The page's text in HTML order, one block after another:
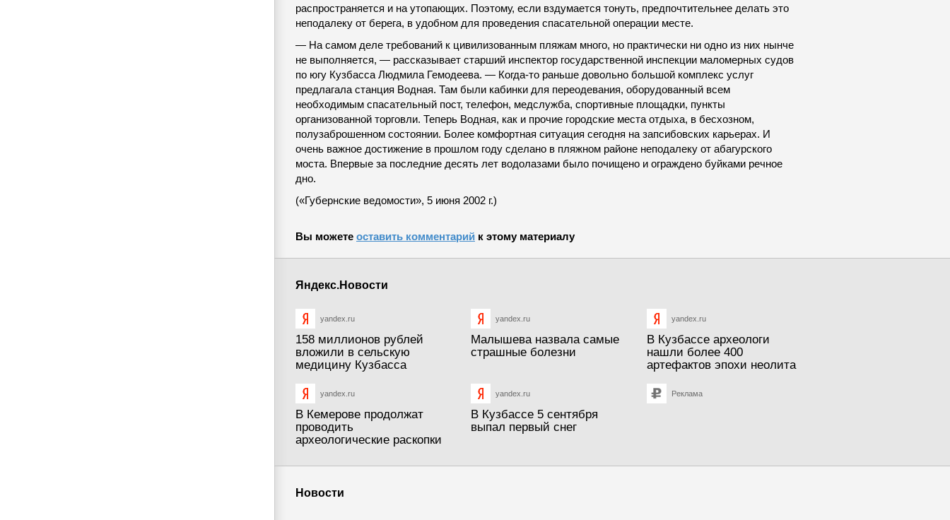
распространяется и на утопающих. Поэтому, если вздумается тонуть, предпочтительнее делать это
неподалеку от берега, в удобном для проведения спасательной операции месте.
— На самом деле требований к цивилизованным пляжам много, но практически ни одно из них нынче
не выполняется, — рассказывает старший инспектор государственной инспекции маломерных судов
по югу Кузбасса Людмила Гемодеева. — Когда-то раньше довольно большой комплекс услуг
предлагала станция Водная. Там были кабинки для переодевания, оборудованный всем
необходимым спасательный пост, телефон, медслужба, спортивные площадки, пункты
организованной торговли. Теперь Водная, как и прочие городские места отдыха, в бесхозном,
полузаброшенном состоянии. Более комфортная ситуация сегодня на запсибовских карьерах. И
очень важное достижение в прошлом году сделано в пляжном районе неподалеку от абагурского
моста. Впервые за последние десять лет водолазами было почищено и ограждено буйками речное
дно.
(«Губернские ведомости», 5 июня 2002 г.)
Вы можете оставить комментарий к этому материалу
Яндекс.Новости
yandex.ru
158 миллионов рублей
вложили в сельскую
медицину Кузбасса
yandex.ru
Малышева назвала самые
страшные болезни
yandex.ru
В Кузбассе археологи
нашли более 400
артефактов эпохи неолита
yandex.ru
В Кемерове продолжат
проводить
археологические раскопки
yandex.ru
В Кузбассе 5 сентября
выпал первый снег
Реклама
Новости